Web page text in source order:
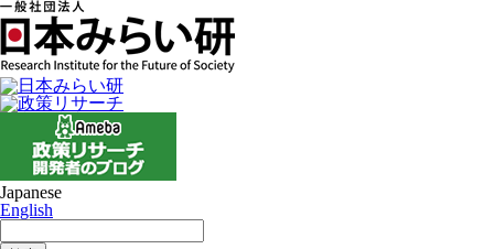
Japanese
English